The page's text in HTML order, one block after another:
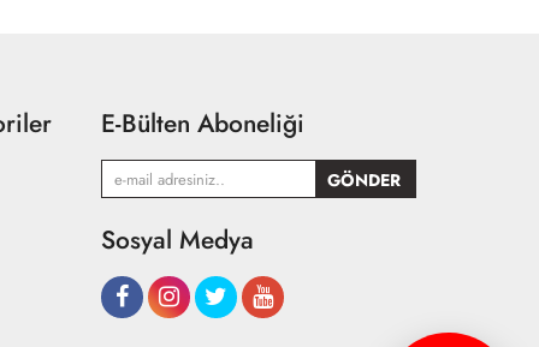
E-Bülten Aboneliği
Sosyal Medya